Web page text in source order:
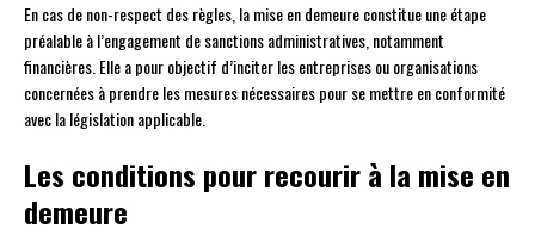
En cas de non-respect des règles, la mise en demeure constitue une étape
préalable à l’engagement de sanctions administratives, notamment
financières. Elle a pour objectif d’inciter les entreprises ou organisations
concernées à prendre les mesures nécessaires pour se mettre en conformité
avec la législation applicable.
Les conditions pour recourir à la mise en
demeure